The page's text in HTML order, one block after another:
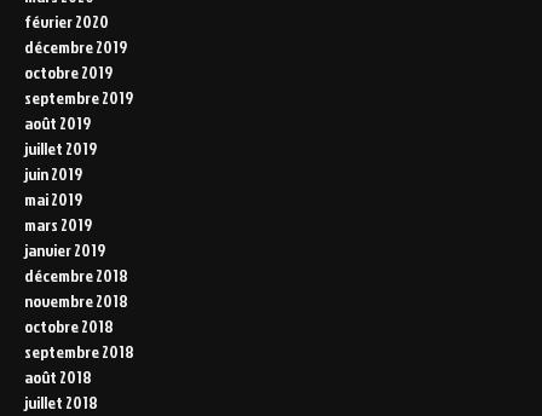
février 2020
décembre 2019
octobre 2019
septembre 2019
août 2019
juillet 2019
juin 2019
mai 2019
mars 2019
janvier 2019
décembre 2018
novembre 2018
octobre 2018
septembre 2018
août 2018
juillet 2018